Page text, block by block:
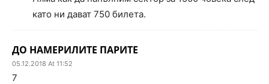
като ни дават 750 билета.
ДО НАМЕРИЛИТЕ ПАРИТЕ
05.12.2018 At 11:52
7